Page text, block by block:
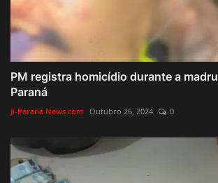
PM registra homicídio durante a
Paraná
Ji-Paraná News.com Outubro 26, 2024 0